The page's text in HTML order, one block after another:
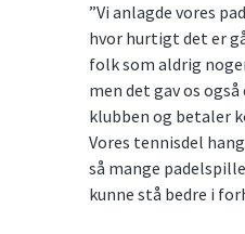
”Vi anlagde vores
hvor hurtigt det er
folk som aldrig
men det gav os
klubben og betaler
Vores tennisdel
så mange
kunne stå bedre i